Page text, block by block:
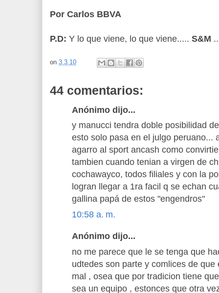
Por Carlos BBVA
P.D: Y lo que viene, lo que viene..... S&M
on 3.3.10
44 comentarios:
Anónimo dijo...
y manucci tendra doble posibilidad
esto solo pasa en el julgo peruano...
agarro al sport ancash como
tambien cuando tenian a virgen de
cochawayco, todos filiales y con la
logran llegar a 1ra facil q se echan
gallina papá de estos "engendros"
10:58 a. m.
Anónimo dijo...
no me parece que le se tenga que
udtedes son parte y comlices de
mal , osea que por tradicion tiene
sea un equipo , estonces que otra